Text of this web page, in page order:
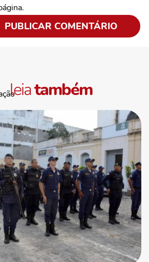
leiatambém